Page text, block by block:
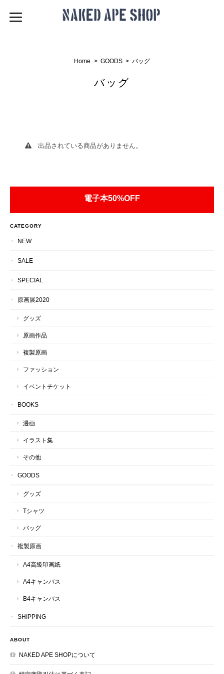
Home GOODS バッグ
バッグ
出品されている商品がありません。
電子本50%OFF
CATEGORY
NEW
SALE
SPECIAL
原画展2020
グッズ
原画作品
複製原画
ファッション
イベントチケット
BOOKS
漫画
イラスト集
その他
GOODS
グッズ
Tシャツ
バッグ
複製原画
A4高級印画紙
A4キャンバス
B4キャンバス
SHIPPING
ABOUT
NAKED APE SHOPについて